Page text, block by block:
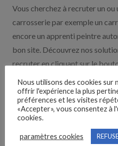
Vous cherchez à recruter un
carrosserie par exemple un
encore un apprenti peintre
bon site. Découvrez nos
recruter en cliquant sur le
Nos solutions
Découvrez nos partenaires !
multidiffuseurs, sites payant…
Nous utilisons des cookies
offrir l'expérience la plus
préférences et les visites
«Accepter», vous consentez à
cookies.
paramètres cookies